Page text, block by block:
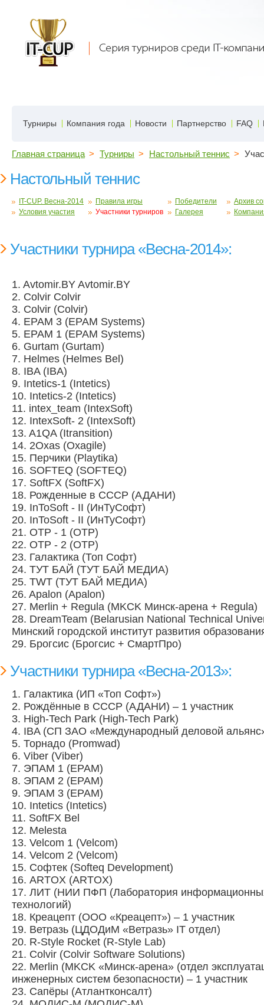
Турниры Компания года Новости Партнерство FAQ
Главная страница > Турниры > Настольный теннис >
Настольный теннис
IT-CUP. Весна-2014
Условия участия
Правила игры
Участники турниров
Победители
Галерея
Архив
Участники турнира «Весна-2014»:
1. Avtomir.BY Avtomir.BY
2. Colvir Colvir
3. Colvir (Colvir)
4. EPAM 3 (EPAM Systems)
5. EPAM 1 (EPAM Systems)
6. Gurtam (Gurtam)
7. Helmes (Helmes Bel)
8. IBA (IBA)
9. Intetics-1 (Intetics)
10. Intetics-2 (Intetics)
11. intex_team (IntexSoft)
12. IntexSoft- 2 (IntexSoft)
13. A1QA (Itransition)
14. 2Oxas (Oxagile)
15. Перчики (Playtika)
16. SOFTEQ (SOFTEQ)
17. SoftFX (SoftFX)
18. Рожденные в СССР (АДАНИ)
19. InToSoft - II (ИнТуСофт)
20. InToSoft - II (ИнТуСофт)
21. ОТР - 1 (ОТР)
22. ОТР - 2 (ОТР)
23. Галактика (Топ Софт)
24. ТУТ БАЙ (ТУТ БАЙ МЕДИА)
25. TWT (ТУТ БАЙ МЕДИА)
26. Apalon (Apalon)
27. Merlin + Regula (MKCK Минск-арена + Regula)
28. DreamTeam (Belarusian National Technical
Минский городской институт развития
29. Брогсис (Брогсис + СмартПро)
Участники турнира «Весна-2013»:
1. Галактика (ИП «Топ Софт»)
2. Рождённые в СССР (АДАНИ) – 1 участник
3. High-Tech Park (High-Tech Park)
4. IBA (СП ЗАО «Международный деловой
5. Торнадо (Promwad)
6. Viber (Viber)
7. ЭПАМ 1 (EPAM)
8. ЭПАМ 2 (EPAM)
9. ЭПАМ 3 (EPAM)
10. Intetics (Intetics)
11. SoftFX Bel
12. Melesta
13. Velcom 1 (Velcom)
14. Velcom 2 (Velcom)
15. Софтек (Softeq Development)
16. ARTOX (ARTOX)
17. ЛИТ (НИИ ПФП (Лаборатория
технологий)
18. Креацепт (ООО «Креацепт») – 1 участник
19. Ветразь (ЦДОДиМ «Ветразь» IT отдел)
20. R-Style Rocket (R-Style Lab)
21. Colvir (Colvir Software Solutions)
22. Merlin (MKCK «Минск-арена» (отдел
инженерных систем безопасности) – 1 участник
23. Сапёры (Атлантконсалт)